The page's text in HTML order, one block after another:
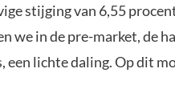
stijging van 6,55
we in de pre-market, de
een lichte daling. Op dit